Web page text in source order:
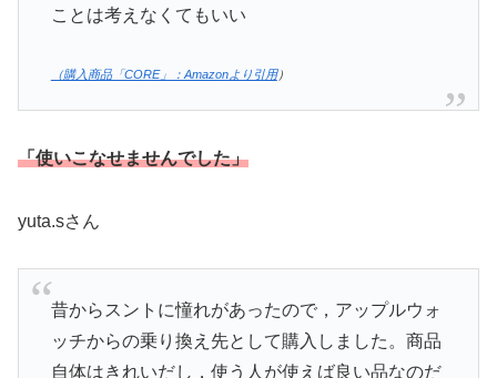
ことは考えなくてもいい
（購入商品「CORE」：Amazonより引用）
「使いこなせませんでした」
yuta.sさん
昔からスントに憧れがあったので，アップルウォ
ッチからの乗り換え先として購入しました。商品
自体はきれいだし，使う人が使えば良い品なのだ